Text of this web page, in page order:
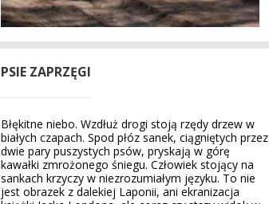
PSIE ZAPRZĘGI
Błękitne niebo. Wzdłuż drogi stoją rzędy drzew w
białych czapach. Spod płóz sanek, ciągniętych przez
dwie pary puszystych psów, pryskają w górę
kawałki zmrożonego śniegu. Człowiek stojący na
sankach krzyczy w niezrozumiałym języku. To nie
jest obrazek z dalekiej Laponii, ani ekranizacja